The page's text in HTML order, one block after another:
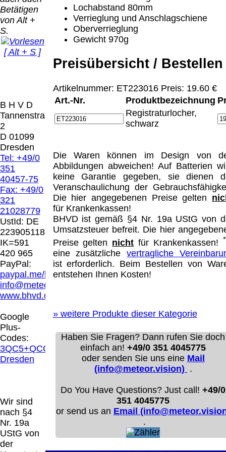
Betätigen
von Alt +
S.
[ Alt + S ]
B H V D
Tannenstrasse
2
D 01099
Dresden
Tel: +49/0
351
40457-75
Fax: +49/0
321
21028779
UstId: DE
223905118
IK=591
420 965
PayPal:
paypal.me/blindenhilfsmittel
info@meteor.vision
www.bhvd.de
Google
Plus-
Codes:
3QC5+QCG
Dresden
Wir sind
nach §4
Nr. 19a
UStG von
der
Lochabstand 80mm
Verrieglung und Anschlagschiene
Oberverrieglung
Gewicht 970g
Preisübersicht / Bestellen
Artikelnummer: ET223016 Preis: 19.60 €
Art.-Nr.
Produktbezeichnung
Registraturlocher,
schwarz
Die Waren können im Design von
Abbildungen abweichen! Auf Batterien
keine Garantie gegeben, sie dienen
Veranschaulichung der
Die hier angegebenen Preise gelten
für Krankenkassen!
BHVD ist gemäß §4 Nr. 19a UStG von
Umsatzsteuer befreit. Die hier
Preise gelten nicht für Krankenkassen!
eine zusätzlichevertragliche
ist erforderlich. Beim Bestellen von
entstehen Ihnen Kosten!
»weitere Produkte dieser Kategorie
Haben Sie Fragen? Dann rufen Sie doch
einfach an!+49/0 351 4045775
oder senden Sie uns eine Mail
(info@meteor.vision) .
Do You Have Questions? Just call!+49/0
351 4045775
or send us an Email
.
Der Versand erfolgt
als versichertes
Paket.
Selbstabholung
vom Büro oder
Ausstellungen:
0.00 €
Versandart
erhalten Sie per
Email z.B. einen
Lizenzschlüssel
Rechnung /
erhalten also
keinen
Datenträger.
Die in diesem Dokument genannten
Warenzeichen sind Eigentum der jeweiligen
Firmen. Preisänderungen, Irrtümer und
technische Änderungen vorbehalten.
letzte Änderung: 22. Januar 2025 Blinden
Hilfsmittel Vertrieb Dresden,
Mit einem Urteil vom 12.05.1998 - 312 O
85/98 - Haftung für Links hat das Landgericht
Hamburg entschieden, dass man durch die
Anbringung eines Links, die Inhalte der
gelinkten Seite ggf. mit zu verantworten hat.
Dieses kann nur dadurch verhindert werden,
dass man sich ausdrücklich von diesen
Inhalten distanziert. Hiermit distanzieren wir
uns ausdrücklich von allen Inhalten, aller
gelinkten Seiten auf unserer Homepage und
machen uns diese Inhalte nicht zu eigen.
Diese Erklärung gilt für alle auf unserer
Homepage angebrachten Links.
Die Europäische Kommission stellt eine
Plattform zur Online-Streitbeilegung (OS)
bereit. Die Plattform finden Sie unter
http://ec.europa.eu/consumers/odr/
Unsere E-
Mailadresse lautet:info@meteor.vision.
Seitenanfang
AGB Widerruf
Datenschutz
Urheberrechte Kontakt Links
Katalog (PDF)
Wir
[] []
große Anzeige